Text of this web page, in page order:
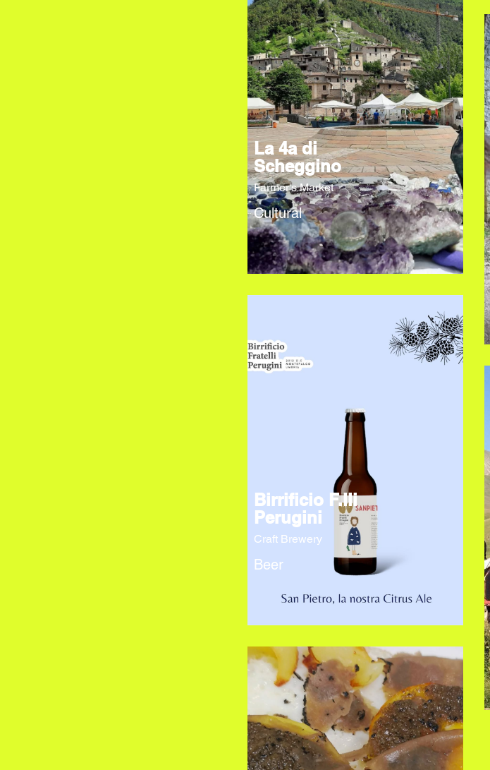
La 4a di
Scheggino
Farmer's Market
Cultural
Birrificio F.lli
Perugini
Craft Brewery
Beer